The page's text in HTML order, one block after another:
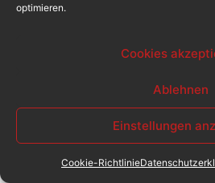
optimieren.
Cookies
Ablehnen
Einstellungen
Cookie-Richtlinie